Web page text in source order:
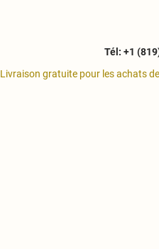
Tél: +1
Livraison gratuite pour les achats